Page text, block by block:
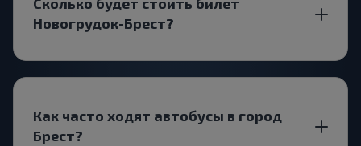
Новогрудок-Брест?
Как часто ходят автобусы в город
Брест?